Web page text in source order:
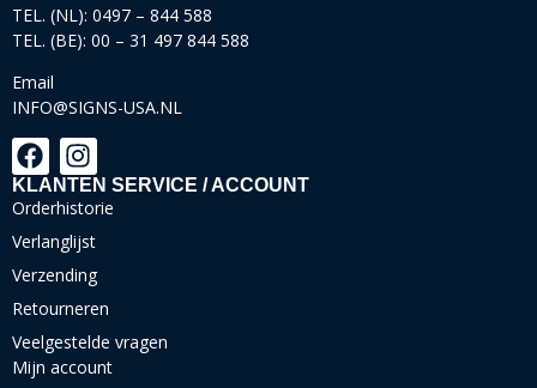
TEL. (NL): 0497 – 844 588
TEL. (BE): 00 – 31 497 844 588
Email
INFO@SIGNS-USA.NL
KLANTEN SERVICE / ACCOUNT
Orderhistorie
Verlanglijst
Verzending
Retourneren
Veelgestelde vragen
Mijn account